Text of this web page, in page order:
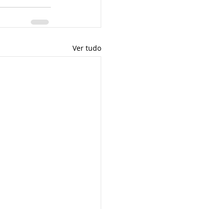
Ver tudo